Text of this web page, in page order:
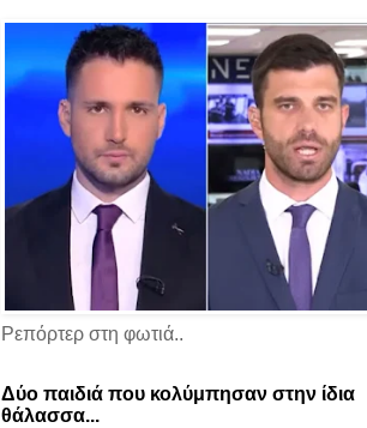
Ρεπόρτερ στη φωτιά..
Δύο παιδιά που κολύμπησαν στην ίδια
θάλασσα...